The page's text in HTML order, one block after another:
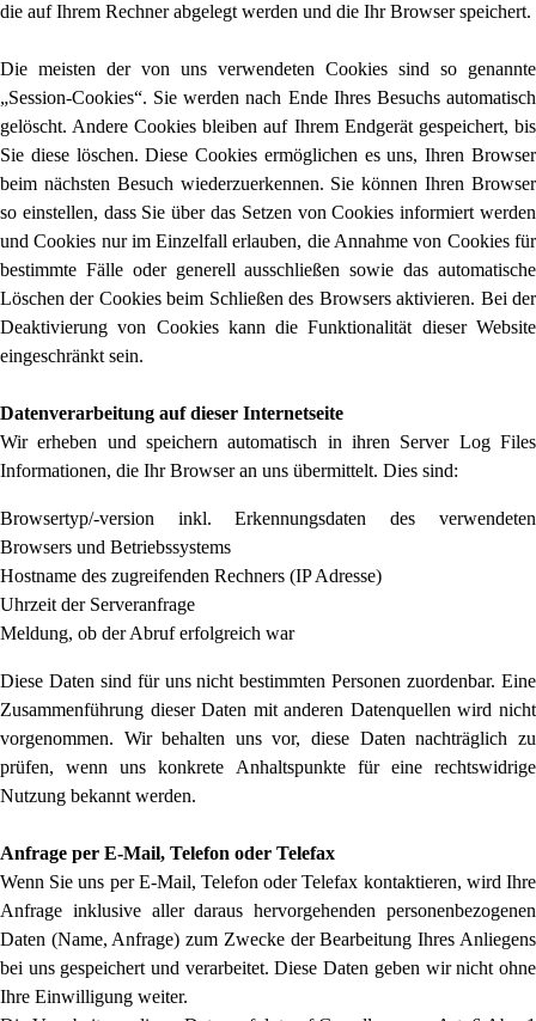
die auf Ihrem Rechner abgelegt werden und die Ihr Browser speichert.
Die meisten der von uns verwendeten Cookies sind so genannte
„Session-Cookies“. Sie werden nach Ende Ihres Besuchs automatisch
gelöscht. Andere Cookies bleiben auf Ihrem Endgerät gespeichert, bis
Sie diese löschen. Diese Cookies ermöglichen es uns, Ihren Browser
beim nächsten Besuch wiederzuerkennen. Sie können Ihren Browser
so einstellen, dass Sie über das Setzen von Cookies informiert werden
und Cookies nur im Einzelfall erlauben, die Annahme von Cookies für
bestimmte Fälle oder generell ausschließen sowie das automatische
Löschen der Cookies beim Schließen des Browsers aktivieren. Bei der
Deaktivierung von Cookies kann die Funktionalität dieser Website
eingeschränkt sein.
Datenverarbeitung auf dieser Internetseite
Wir erheben und speichern automatisch in ihren Server Log Files
Informationen, die Ihr Browser an uns übermittelt. Dies sind:
Browsertyp/-version inkl. Erkennungsdaten des verwendeten
Browsers und Betriebssystems
Hostname des zugreifenden Rechners (IP Adresse)
Uhrzeit der Serveranfrage
Meldung, ob der Abruf erfolgreich war
Diese Daten sind für uns nicht bestimmten Personen zuordenbar. Eine
Zusammenführung dieser Daten mit anderen Datenquellen wird nicht
vorgenommen. Wir behalten uns vor, diese Daten nachträglich zu
prüfen, wenn uns konkrete Anhaltspunkte für eine rechtswidrige
Nutzung bekannt werden.
Anfrage per E-Mail, Telefon oder Telefax
Wenn Sie uns per E-Mail, Telefon oder Telefax kontaktieren, wird Ihre
Anfrage inklusive aller daraus hervorgehenden personenbezogenen
Daten (Name, Anfrage) zum Zwecke der Bearbeitung Ihres Anliegens
bei uns gespeichert und verarbeitet. Diese Daten geben wir nicht ohne
Ihre Einwilligung weiter.